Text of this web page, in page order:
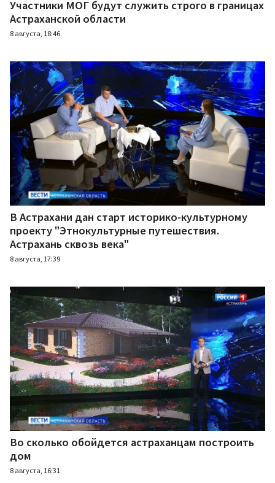
Участники МОГ будут служить строго в границах
Астраханской области
8 августа, 18:46
В Астрахани дан старт историко-культурному
проекту "Этнокультурные путешествия.
Астрахань сквозь века"
8 августа, 17:39
Во сколько обойдется астраханцам построить
дом
8 августа, 16:31